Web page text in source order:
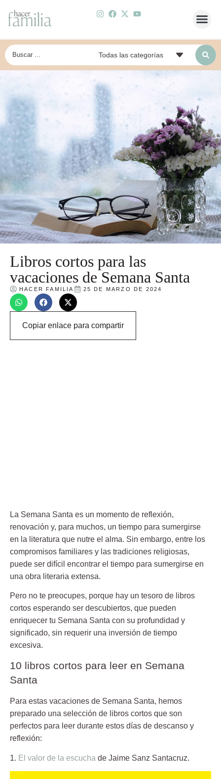
Libros cortos para las
vacaciones de Semana Santa
HACER FAMILIA 25 DE MARZO DE 2024
Copiar enlace para compartir
La Semana Santa es un momento de reflexión,
renovación y, para muchos, un tiempo para sumergirse
en la literatura que nutre el alma. Sin embargo, entre los
compromisos familiares y las tradiciones religiosas,
puede ser difícil encontrar el tiempo para sumergirse en
una obra literaria extensa.
Pero no te preocupes, porque hay un tesoro de libros
cortos esperando ser descubiertos, que pueden
enriquecer tu Semana Santa con su profundidad y
significado, sin requerir una inversión de tiempo
excesiva.
10 libros cortos para leer en Semana
Santa
Para estas vacaciones de Semana Santa, hemos
preparado una selección de libros cortos que son
perfectos para leer durante estos días de descanso y
reflexión:
1. El valor de la escucha de Jaime Sanz Santacruz.